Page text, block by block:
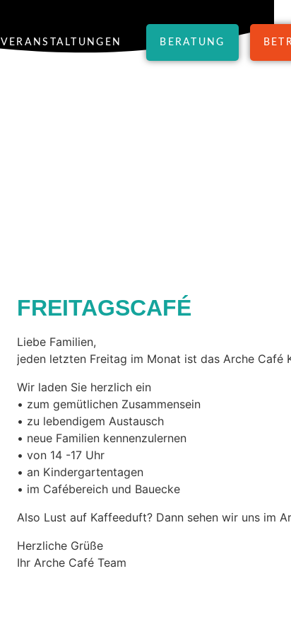
VERANSTALTUNGEN BERATUNG
FREITAGSCAFÉ
Liebe Familien,
jeden letzten Freitag im Monat ist das Arche Café
Wir laden Sie herzlich ein
• zum gemütlichen Zusammensein
• zu lebendigem Austausch
• neue Familien kennenzulernen
• von 14 -17 Uhr
• an Kindergartentagen
• im Cafébereich und Bauecke
Also Lust auf Kaffeeduft? Dann sehen wir uns im
Herzliche Grüße
Ihr Arche Café Team